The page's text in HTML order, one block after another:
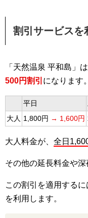
割引サービスを
「天然温泉 平和島」
500円割引 になります。
平日
大人 1,800円 → 1,600円
大人料金が、 全日
その他の延長料金や深
この割引を適用するに
を利用します。